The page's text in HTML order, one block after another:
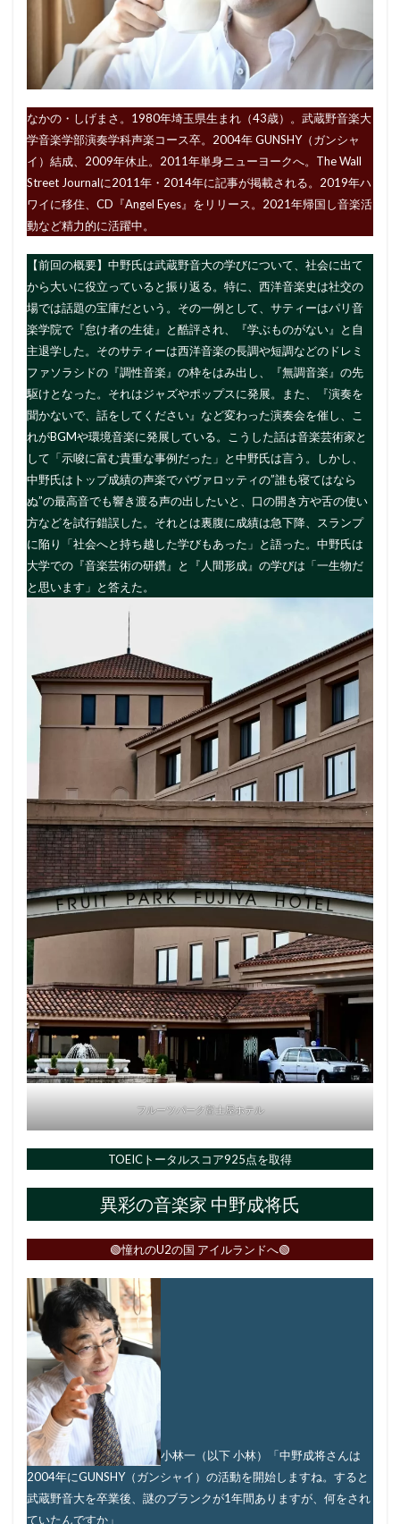
なかの・しげまさ。1980年埼玉県生まれ（43歳）。武蔵野音楽大
学音楽学部演奏学科声楽コース卒。2004年 GUNSHY（ガンシャ
イ）結成、2009年休止。2011年単身ニューヨークへ。The Wall
Street Journalに2011年・2014年に記事が掲載される。2019年ハ
ワイに移住、CD『Angel Eyes』をリリース。2021年帰国し音楽活
動など精力的に活躍中。
【前回の概要】中野氏は武蔵野音大の学びについて、社会に出て
から大いに役立っていると振り返る。特に、西洋音楽史は社交の
場では話題の宝庫だという。その一例として、サティーはパリ音
楽学院で『怠け者の生徒』と酷評され、『学ぶものがない』と自
主退学した。そのサティーは西洋音楽の長調や短調などのドレミ
ファソラシドの『調性音楽』の枠をはみ出し、『無調音楽』の先
駆けとなった。それはジャズやポップスに発展。また、『演奏を
聞かないで、話をしてください』など変わった演奏会を催し、こ
れがBGMや環境音楽に発展している。こうした話は音楽芸術家と
して「示唆に富む貴重な事例だった」と中野氏は言う。しかし、
中野氏はトップ成績の声楽でパヴァロッティの”誰も寝てはなら
ぬ”の最高音でも響き渡る声の出したいと、口の開き方や舌の使い
方などを試行錯誤した。それとは裏腹に成績は急下降、スランプ
に陥り「社会へと持ち越した学びもあった」と語った。中野氏は
大学での『音楽芸術の研鑽』と『人間形成』の学びは「一生物だ
と思います」と答えた。
フルーツパーク富士屋ホテル
TOEICトータルスコア925点を取得
異彩の音楽家 中野成将氏
🟢憧れのU2の国 アイルランドへ🟢
小林一（以下 小林）「中野成将さんは
2004年にGUNSHY（ガンシャイ）の活動を開始しますね。すると
武蔵野音大を卒業後、謎のブランクが1年間ありますが、何をされ
ていたんですか」